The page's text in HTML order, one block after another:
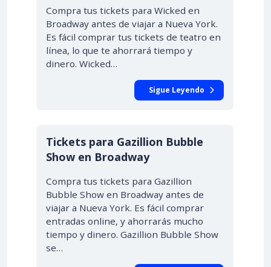
Compra tus tickets para Wicked en
Broadway antes de viajar a Nueva York.
Es fácil comprar tus tickets de teatro en
línea, lo que te ahorrará tiempo y
dinero. Wicked…
Sigue Leyendo
Tickets para Gazillion Bubble
Show en Broadway
Compra tus tickets para Gazillion
Bubble Show en Broadway antes de
viajar a Nueva York. Es fácil comprar
entradas online, y ahorrarás mucho
tiempo y dinero. Gazillion Bubble Show
se…